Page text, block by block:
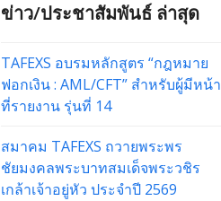
ข่าว/ประชาสัมพันธ์ ล่าสุด
TAFEXS อบรมหลักสูตร “กฎหมาย
ฟอกเงิน : AML/CFT” สำหรับผู้มีหน้า
ที่รายงาน รุ่นที่ 14
สมาคม TAFEXS ถวายพระพร
ชัยมงคลพระบาทสมเด็จพระวชิร
เกล้าเจ้าอยู่หัว ประจำปี 2569